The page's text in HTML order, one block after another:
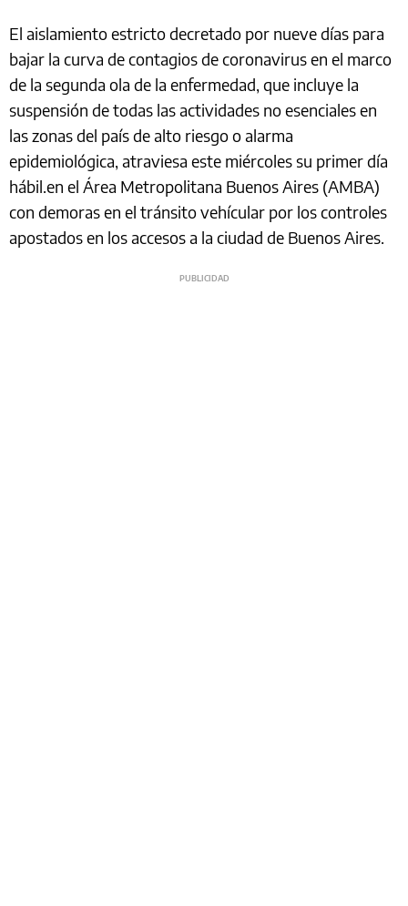
El aislamiento estricto decretado por nueve días para
bajar la curva de contagios de coronavirus en el marco
de la segunda ola de la enfermedad, que incluye la
suspensión de todas las actividades no esenciales en
las zonas del país de alto riesgo o alarma
epidemiológica, atraviesa este miércoles su primer día
hábil.en el Área Metropolitana Buenos Aires (AMBA)
con demoras en el tránsito vehícular por los controles
apostados en los accesos a la ciudad de Buenos Aires.